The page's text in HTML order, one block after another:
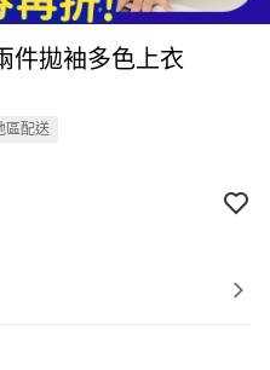
件拋袖多色上衣
區配送